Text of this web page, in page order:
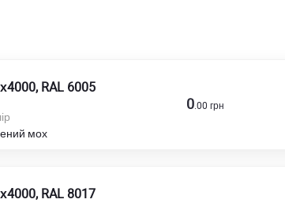
RAL 6005
мох
0.00 грн
RAL 8017